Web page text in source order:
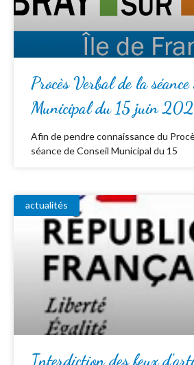
Procès Verbal de la
Municipal du 15 juin
Afin de pendre connaissance du
séance de Conseil Municipal du 15
actualités
Interdiction des feux